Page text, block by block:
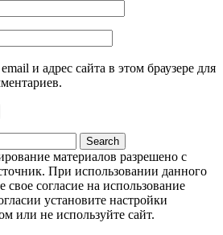
и адрес сайта в этом браузере для
Search
материалов разрешено с
При использовании данного
свое согласие на использование
установите настройки
или не используйте сайт.